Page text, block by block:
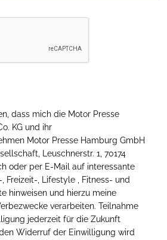
dass mich die Motor Presse
KG und ihr
Motor Presse Hamburg GmbH
Leuschnerstr. 1, 70174
oder per E-Mail auf interessante
Freizeit-, Lifestyle , Fitness- und
hinweisen und hierzu meine
verarbeiten. Teilnahme
jederzeit für die Zukunft
Widerruf der Einwilligung wird